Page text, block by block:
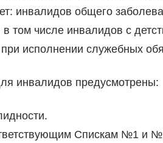
инвалидов общего
том числе инвалидов с
исполнении служебных
инвалидов предусмотрены:
Спискам №1 и